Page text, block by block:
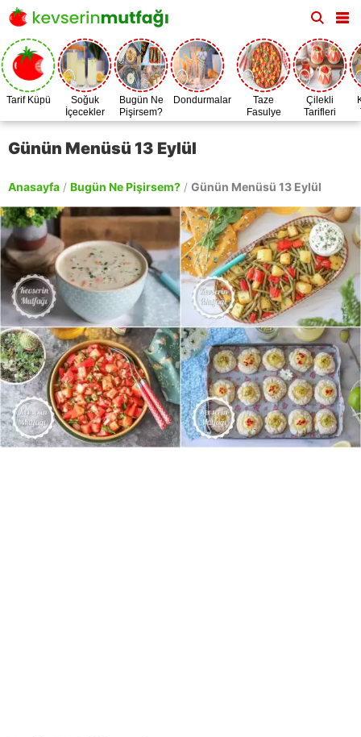
Tarif Küpü
Soğuk
İçecekler
Bugün Ne
Pişirsem?
Dondurmalar
Taze
Fasulye
Zamanı
Çilekli
Tarifleri
Günün Menüsü 13 Eylül
Anasayfa / Bugün Ne Pişirsem? / Günün Menüsü 13 Eylül